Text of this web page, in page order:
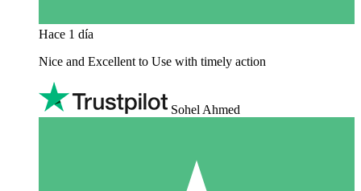
Hace 1 día
Nice and Excellent to Use with timely action
Sohel Ahmed